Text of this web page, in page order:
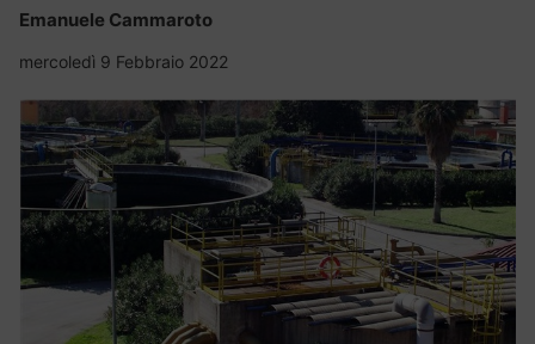
Emanuele Cammaroto
mercoledì 9 Febbraio 2022